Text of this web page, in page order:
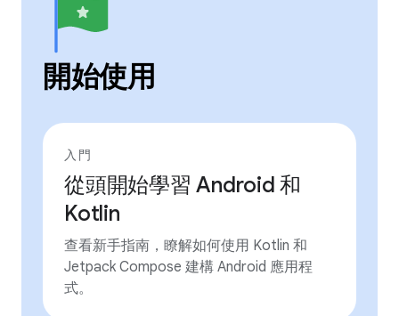
開始使用
入門
從頭開始學習 Android 和
Kotlin
查看新手指南，瞭解如何使用 Kotlin 和
Jetpack Compose 建構 Android 應用程
式。